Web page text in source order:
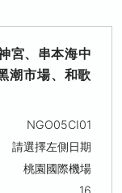
宮、串本海中
潮市場、和歌
NGO05CI01
請選擇左側日期
桃園國際機場
16